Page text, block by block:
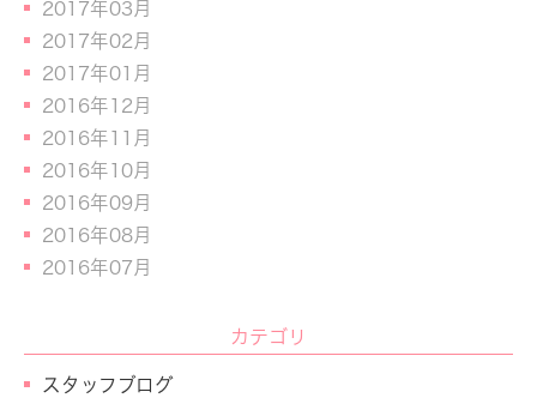
2017年03月
2017年02月
2017年01月
2016年12月
2016年11月
2016年10月
2016年09月
2016年08月
2016年07月
カテゴリ
スタッフブログ